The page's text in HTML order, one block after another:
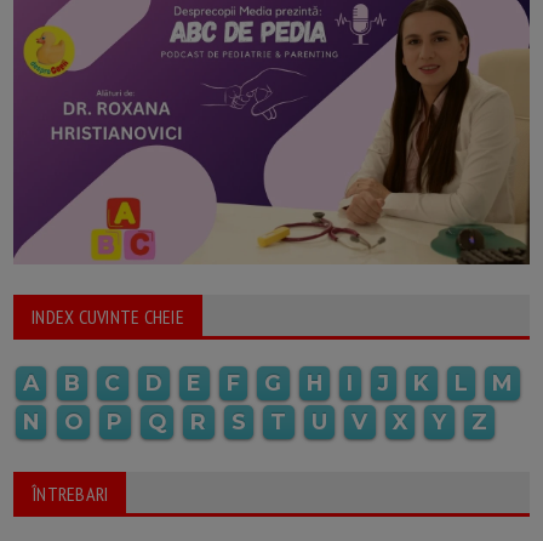
INDEX CUVINTE CHEIE
A B C D E F G H I J K L
M
N
O P Q R S T U V X Y Z
ÎNTREBARI